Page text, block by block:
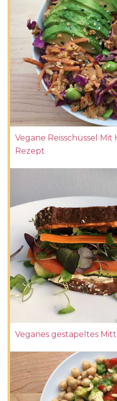
Vegane Reisschüssel Mit
Rezept
Veganes gestapeltes